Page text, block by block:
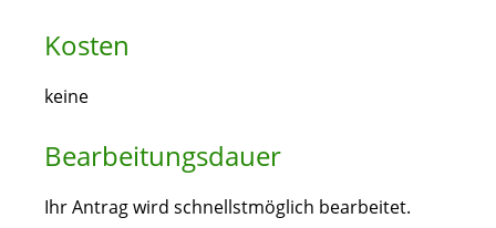
Kosten
keine
Bearbeitungsdauer
Ihr Antrag wird schnellstmöglich bearbeitet.